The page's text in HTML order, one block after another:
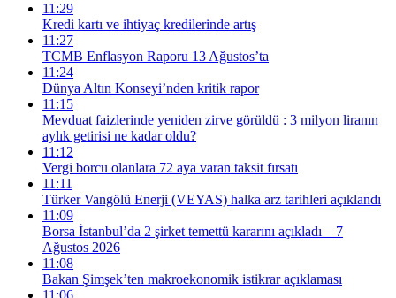
11:29
Kredi kartı ve ihtiyaç kredilerinde artış
11:27
TCMB Enflasyon Raporu 13 Ağustos’ta
11:24
Dünya Altın Konseyi’nden kritik rapor
11:15
Mevduat faizlerinde yeniden zirve görüldü : 3 milyon liranın
aylık getirisi ne kadar oldu?
11:12
Vergi borcu olanlara 72 aya varan taksit fırsatı
11:11
Türker Vangölü Enerji (VEYAS) halka arz tarihleri açıklandı
11:09
Borsa İstanbul’da 2 şirket temettü kararını açıkladı – 7
Ağustos 2026
11:08
Bakan Şimşek’ten makroekonomik istikrar açıklaması
11:06